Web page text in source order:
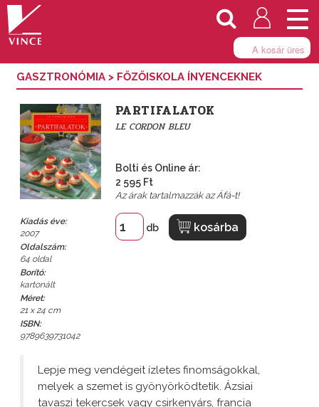
A kosár üres
GASZTRONÓMIA > FŐZŐISKOLA ÍNYENCEKNEK
Kiadás éve:
2007
Oldalszám:
64 oldal
Borító:
kartonált
Méret:
21 x 24 cm
ISBN:
9789639731042
PARTIFALATOK
LE CORDON BLEU
Bolti és Online ár:
2 595 Ft
Az árak tartalmazzák az Áfá-t!
db kosárba
Lepje meg vendégeit ízletes finomságokkal,
melyek a szemet is gyönyörködtetik. Ázsiai
tavaszi tekercsek vagy csirkenyárs, francia